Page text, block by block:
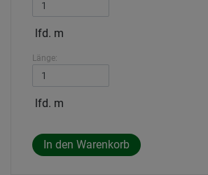
lfd. m
Länge:
lfd. m